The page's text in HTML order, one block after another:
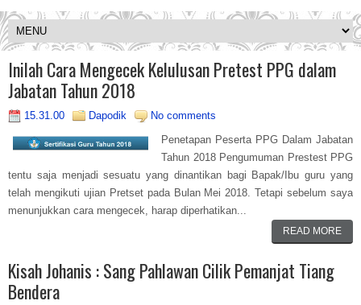
Inilah Cara Mengecek Kelulusan Pretest PPG dalam
Jabatan Tahun 2018
15.31.00 Dapodik
No comments
Penetapan Peserta PPG Dalam Jabatan
Tahun 2018 Pengumuman Prestest PPG
tentu saja menjadi sesuatu yang dinantikan bagi Bapak/Ibu guru yang
telah mengikuti ujian Pretset pada Bulan Mei 2018. Tetapi sebelum saya
menunjukkan cara mengecek, harap diperhatikan...
READ MORE
Kisah Johanis : Sang Pahlawan Cilik Pemanjat Tiang
Bendera